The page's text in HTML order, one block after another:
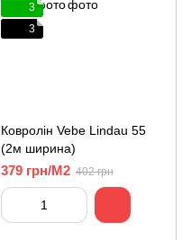
3
3
Ковролін Vebe Lindau 55
(2м ширина)
379 грн/М2 402 грн